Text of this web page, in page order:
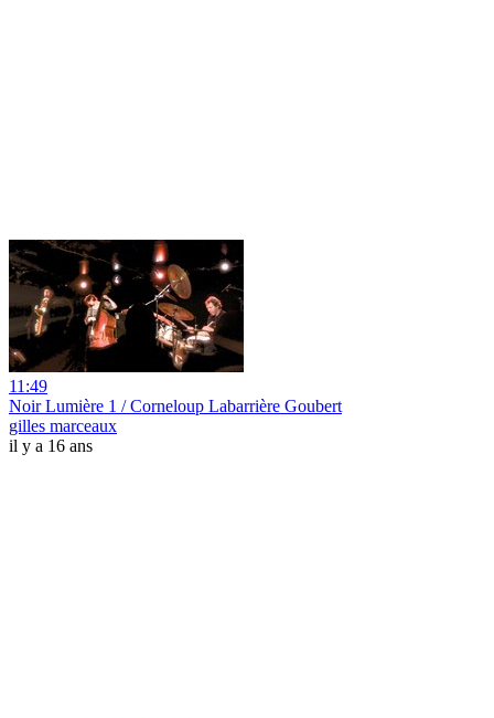
11:49
Noir Lumière 1 / Corneloup Labarrière Goubert
gilles marceaux
il y a 16 ans